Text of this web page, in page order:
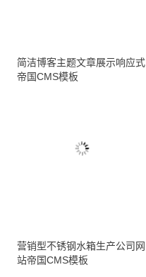
简洁博客主题文章展示响应式
帝国CMS模板
营销型不锈钢水箱生产公司网
站帝国CMS模板